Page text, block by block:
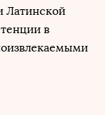
Латинской
в